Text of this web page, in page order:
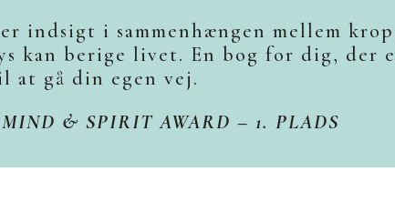
indsigt i sammenhængen mellem
kan berige livet. En bog for dig, der
gå din egen vej.
& SPIRIT AWARD – 1. PLADS